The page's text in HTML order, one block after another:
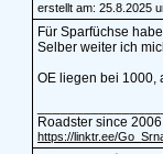
erstellt am: 25.8.2025
Für Sparfüchse
Selber weiter ich
OE liegen bei 1000,
Roadster since
https://linktr.ee/